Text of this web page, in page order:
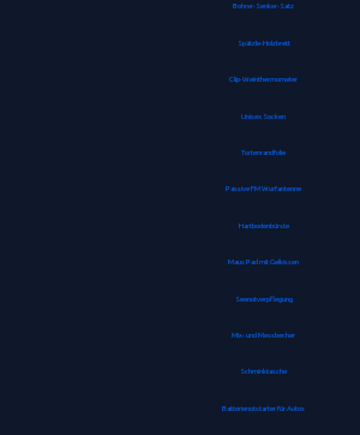
Bohrer-Senker-Satz
Spätzle-Holzbrett
Clip-Weinthermometer
Unisex Socken
Tortenrandfolie
Passive FM Wurfantenne
Hartbodenbürste
Maus Pad mit Gelkissen
Seenotverpflegung
Mix- und Messbecher
Schminktasche
Batterienotstarter für Autos